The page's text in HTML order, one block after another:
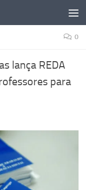
0
lança REDA
para